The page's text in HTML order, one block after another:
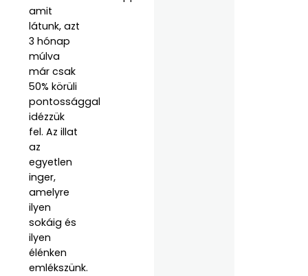
amit
látunk, azt
3 hónap
múlva
már csak
50% körüli
pontossággal
idézzük
fel. Az illat
az
egyetlen
inger,
amelyre
ilyen
sokáig és
ilyen
élénken
emlékszünk.